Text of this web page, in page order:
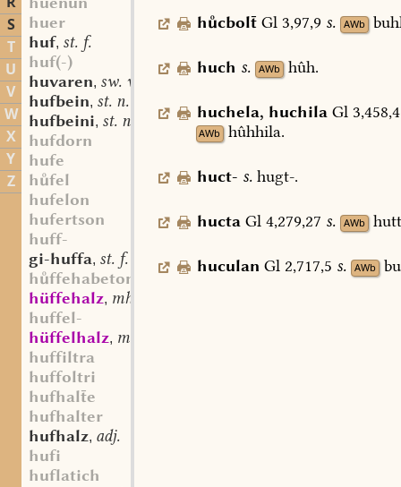
S
T
U
V
W
X
Y
Z
huer
huf, st. f.
huf(-)
huvaren, sw. v.
hufbein, st. n.
hufbeini, st. n.
hufdorn
hufe
hfel
hufelon
hufertson
huff-
gi-huffa, st. f.
hffehabeton
hüffehalz, mhd. adj.
huffel-
hüffelhalz, mhd. adj.
huffiltra
huffoltri
hufhale
hufhalter
hufhalz, adj.
hufi
huflatich
hcbol Gl 3,97,9 s. AWb
huch s. AWb hûh.
huchela, huchila Gl
AWb hûhhila.
huct- s. hugt-.
hucta Gl 4,279,27 s. AWb
huculan Gl 2,717,5 s. AWb